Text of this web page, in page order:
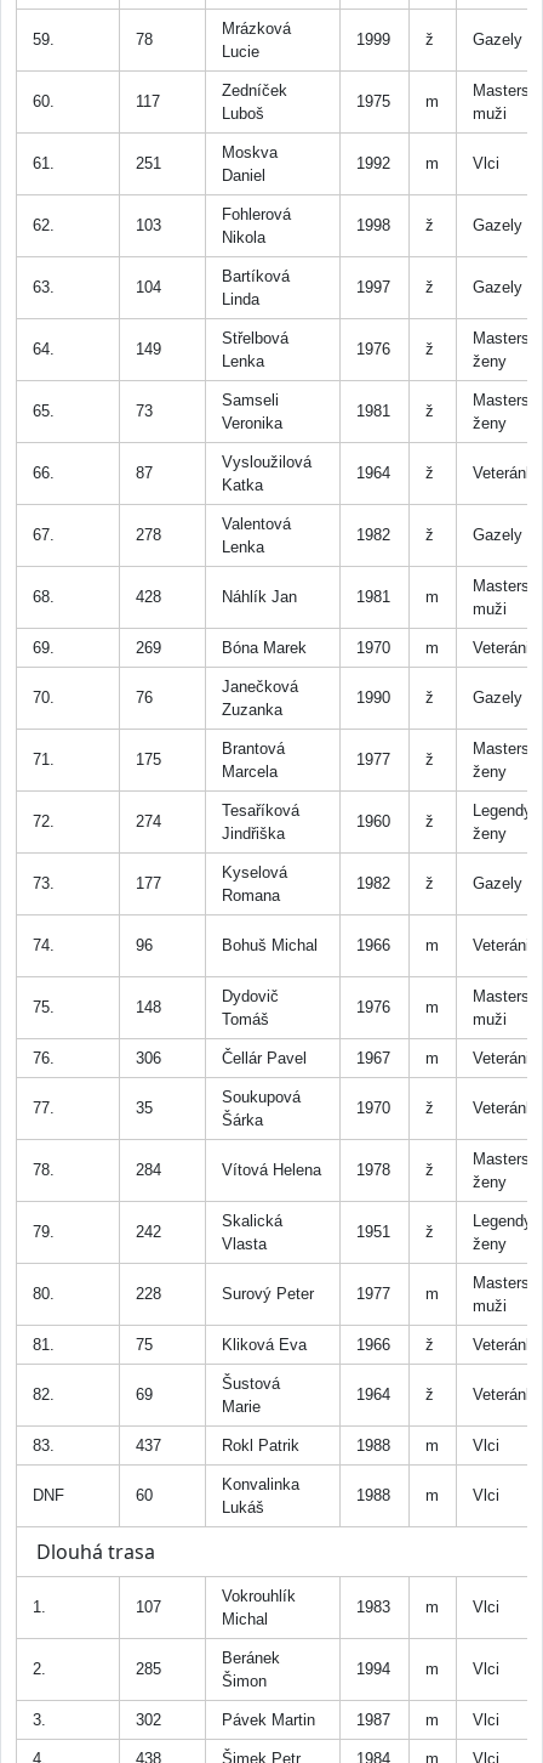
59. 78
Mrázková
Lucie
1999 ž Gazely
60. 117
Zedníček
Luboš
1975 m
Masters
muži
61. 251
Moskva
Daniel
1992 m Vlci
62. 103
Fohlerová
Nikola
1998 ž Gazely
63. 104
Bartíková
Linda
1997 ž Gazely
64. 149
Střelbová
Lenka
1976 ž
Masters
ženy
65. 73
Samseli
Veronika
1981 ž
Masters
ženy
66. 87
Vysloužilová
Katka
1964 ž Veteránky
67. 278
Valentová
Lenka
1982 ž Gazely
68. 428 Náhlík Jan 1981 m
Masters
muži
69. 269 Bóna Marek 1970 m Veteráni
70. 76
Janečková
Zuzanka
1990 ž Gazely
71. 175
Brantová
Marcela
1977 ž
Masters
ženy
72. 274
Tesaříková
Jindřiška
1960 ž
Legendy
ženy
73. 177
Kyselová
Romana
1982 ž Gazely
74. 96 Bohuš Michal 1966 m Veteráni
75. 148
Dydovič
Tomáš
1976 m
Masters
muži
76. 306 Čellár Pavel 1967 m Veteráni
77. 35
Soukupová
Šárka
1970 ž Veteránky
78. 284 Vítová Helena 1978 ž
Masters
ženy
79. 242
Skalická
Vlasta
1951 ž
Legendy
ženy
80. 228 Surový Peter 1977 m
Masters
muži
81. 75 Kliková Eva 1966 ž Veteránky
82. 69
Šustová
Marie
1964 ž Veteránky
83. 437 Rokl Patrik 1988 m Vlci
DNF 60
Konvalinka
Lukáš
1988 m Vlci
Dlouhá trasa
1. 107
Vokrouhlík
Michal
1983 m Vlci
2. 285
Beránek
Šimon
1994 m Vlci
3. 302 Pávek Martin 1987 m Vlci
4. 438 Šimek Petr 1984 m Vlci